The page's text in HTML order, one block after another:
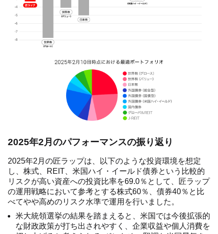
2025年2月のパフォーマンスの振り返り
2025年2月の匠ラップは、以下のような投資環境を想定
し、株式、REIT、米国ハイ・イールド債券という比較的
リスクが高い資産への投資比率を69.0％として、匠ラップ
の運用戦略において参考とする株式60％、債券40％と比
べてやや高めのリスク水準で運用を行いました。
米大統領選挙の結果を踏まえると、米国では今後拡張的
な財政政策が打ち出されやすく、企業収益や個人消費を